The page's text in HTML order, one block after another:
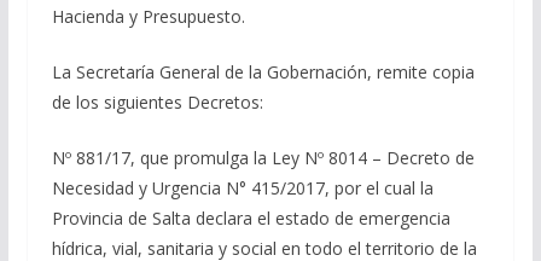
Hacienda y Presupuesto.
La Secretaría General de la Gobernación, remite copia
de los siguientes Decretos:
Nº 881/17, que promulga la Ley Nº 8014 – Decreto de
Necesidad y Urgencia N° 415/2017, por el cual la
Provincia de Salta declara el estado de emergencia
hídrica, vial, sanitaria y social en todo el territorio de la